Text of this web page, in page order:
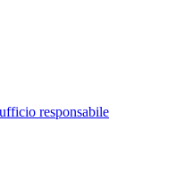
responsabile